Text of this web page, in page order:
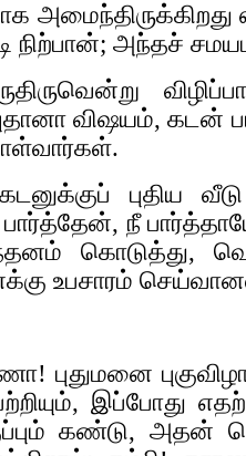
நிற்பான்; அந்தச்
விஷயம், கடன்
புதிய
பார்த்தேன், நீ
கொடுத்து,
உபசாரம்
புதுமனை
இப்போது
கண்டு, அதன்